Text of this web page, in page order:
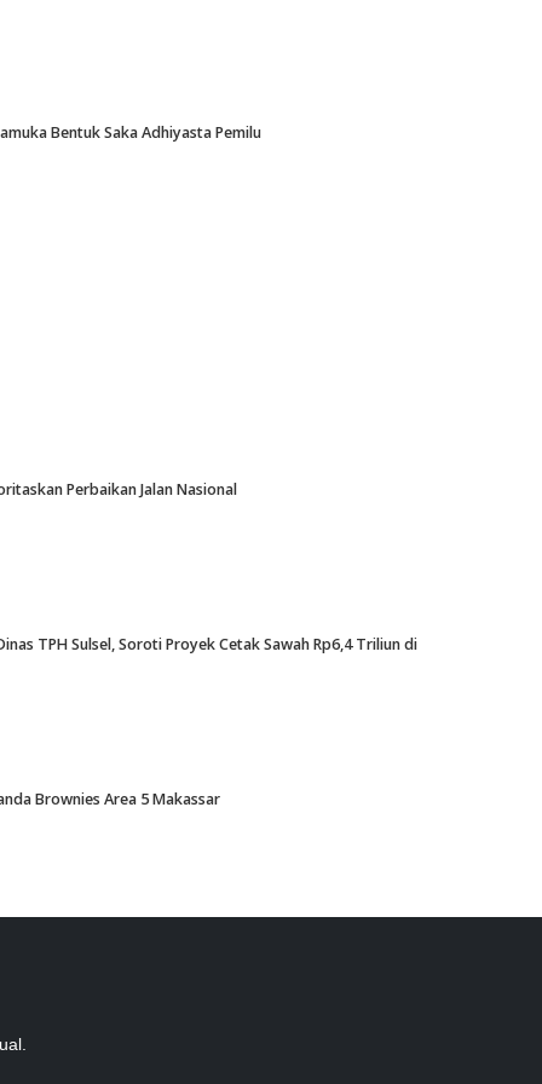
Bentuk Saka Adhiyasta Pemilu
Perbaikan Jalan Nasional
TPH Sulsel, Soroti Proyek Cetak Sawah Rp6,4 Triliun di
Brownies Area 5 Makassar